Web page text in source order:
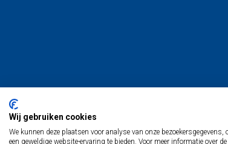
Wij gebruiken cookies
We kunnen deze plaatsen voor analyse van onze
een geweldige website-ervaring te bieden. Voor meer informatie over